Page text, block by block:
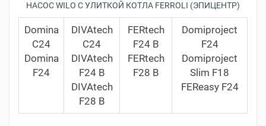
НАСОС WILO C УЛИТКОЙ КОТЛА FERROLI (ЭПИЦЕНТР)
Domina
C24
Domina
F24
DIVAtech
C24
DIVAtech
F24 B
DIVAtech
F28 B
FERtech
F24 B
FERtech
F28 B
Domiproject
F24
Domiproject
Slim F18
FEReasy F24